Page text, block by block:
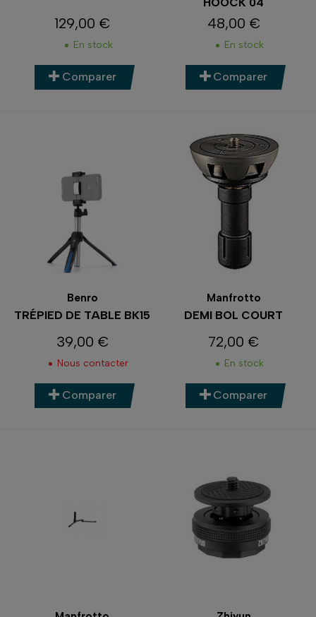
Prix
129,00 €
En stock
Comparer
Prix
48,00 €
En stock
Comparer
Benro
TRÉPIED DE TABLE BK15
Prix
39,00 €
Nous contacter
Comparer
Manfrotto
DEMI BOL COURT
Prix
72,00 €
En stock
Comparer